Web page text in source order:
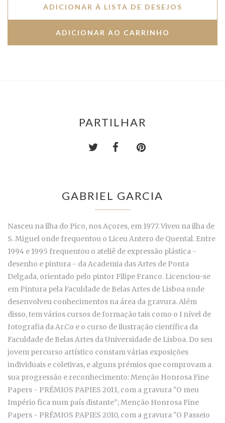
ADICIONAR À LISTA DE DESEJOS
PARTILHAR
GABRIEL GARCIA
Nasceu na ilha do Pico, nos Açores, em 1977. Viveu na ilha de
S. Miguel onde frequentou o Liceu Antero de Quental. Entre
1994 e 1995 frequentou o ateliê de expressão plástica -
desenho e pintura - da Academia das Artes de Ponta
Delgada, orientado pelo pintor Filipe Franco. Licenciou-se
em Pintura pela Faculdade de Belas Artes de Lisboa onde
desenvolveu conhecimentos na área da gravura. Além
disso, tem vários cursos de formação tais como o I nível de
fotografia da Ar.Co e o curso de ilustração científica da
Faculdade de Belas Artes da Universidade de Lisboa. Do seu
jovem percurso artístico constam várias exposições
individuais e coletivas, e alguns prémios que comprovam a
sua progressão e reconhecimento: Menção Honrosa Fine
Papers - PRÉMIOS PAPIES 2011, com a gravura "O meu
Império fica num país distante”; Menção Honrosa Fine
Papers - PRÉMIOS PAPIES 2010, com a gravura "O Passeio